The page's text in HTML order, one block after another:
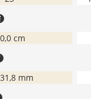
0,0 cm
mm